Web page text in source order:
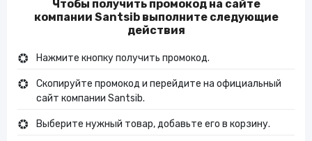
Чтобы получить промокод на сайте
компании Santsib выполните следующие
действия
Нажмите кнопку получить промокод.
Скопируйте промокод и перейдите на официальный
сайт компании Santsib.
Выберите нужный товар, добавьте его в корзину.